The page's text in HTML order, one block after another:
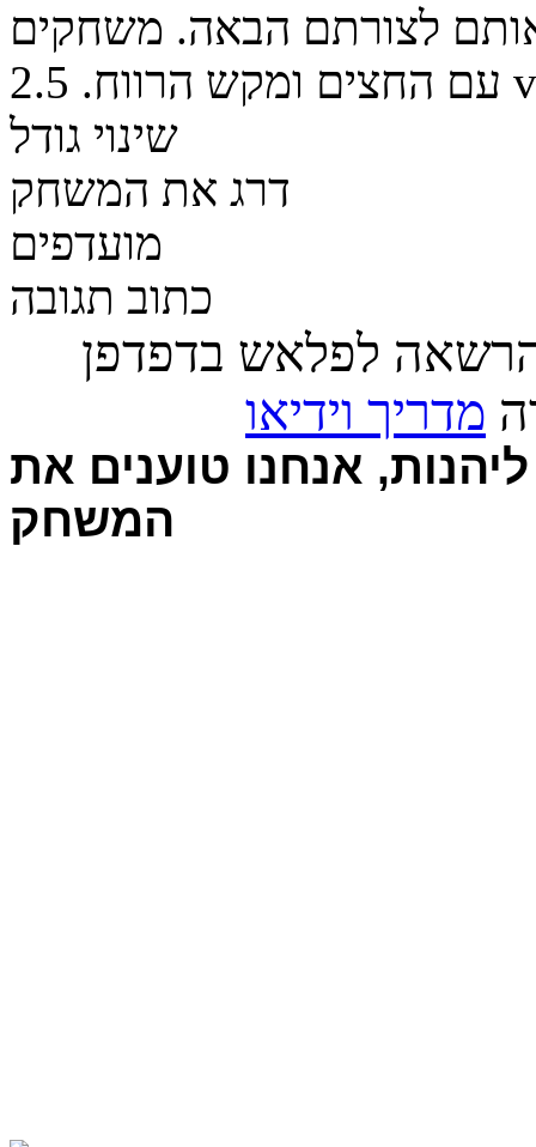
לצורתם הבאה. משחקים
עם החצים ומקש הרווח. 2.5
שינוי גודל
דרג את המשחק
מועדפים
כתוב תגובה
לפלאש בדפדפן
מדריך וידיאו
אנחנו טוענים את
המשחק